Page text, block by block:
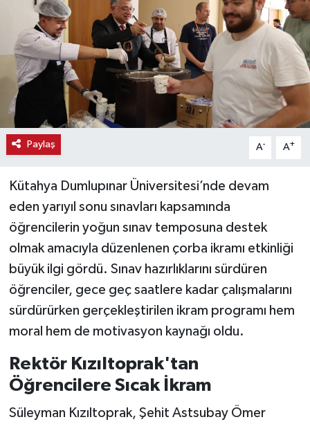
Paylaş A- A+
Kütahya Dumlupınar Üniversitesi’nde devam
eden yarıyıl sonu sınavları kapsamında
öğrencilerin yoğun sınav temposuna destek
olmak amacıyla düzenlenen çorba ikramı etkinliği
büyük ilgi gördü. Sınav hazırlıklarını sürdüren
öğrenciler, gece geç saatlere kadar çalışmalarını
sürdürürken gerçekleştirilen ikram programı hem
moral hem de motivasyon kaynağı oldu.
Rektör Kızıltoprak'tan
Öğrencilere Sıcak İkram
Süleyman Kızıltoprak, Şehit Astsubay Ömer
Kültür-Sanat
Magazin
Resmi İlanlar
Sağlık
Seri İlan
Siyaset
Spor
Vasıta
Vefat Haberleri
Yaşam